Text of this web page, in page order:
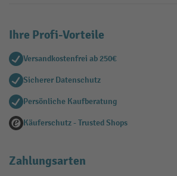
Ihre Profi-Vorteile
Versandkostenfrei ab 250€
Sicherer Datenschutz
Persönliche Kaufberatung
Käuferschutz - Trusted Shops
Zahlungsarten